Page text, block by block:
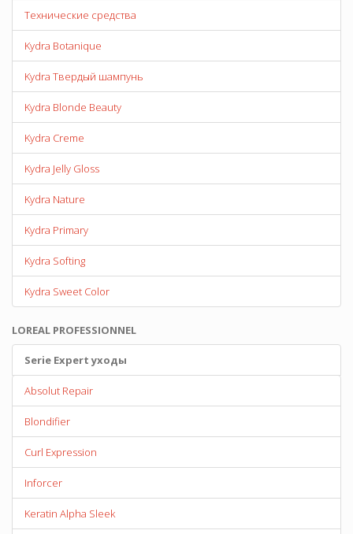
Технические средства
Kydra Botanique
Kydra Твердый шампунь
Kydra Blonde Beauty
Kydra Creme
Kydra Jelly Gloss
Kydra Nature
Kydra Primary
Kydra Softing
Kydra Sweet Color
LOREAL PROFESSIONNEL
Serie Expert уходы
Absolut Repair
Blondifier
Curl Expression
Inforcer
Keratin Alpha Sleek